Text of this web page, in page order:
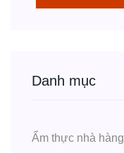
Danh mục
Ẩm thực nhà hàng